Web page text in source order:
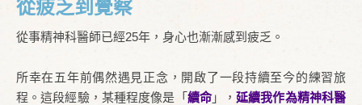
從疲乏到覺察
從事精神科醫師已經25年，身心也漸漸感到疲乏。
所幸在五年前偶然遇見正念，開啟了一段持續至今的練習旅
程。這段經驗，某種程度像是「 續命」，延續我作為精神科醫